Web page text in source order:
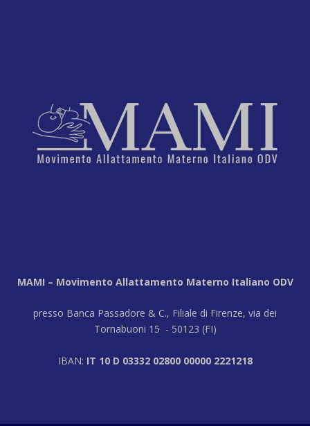
MAMI – Movimento Allattamento Materno Italiano ODV
presso Banca Passadore & C., Filiale di Firenze, via dei
Tornabuoni 15 - 50123 (FI)
IBAN: IT 10 D 03332 02800 00000 2221218